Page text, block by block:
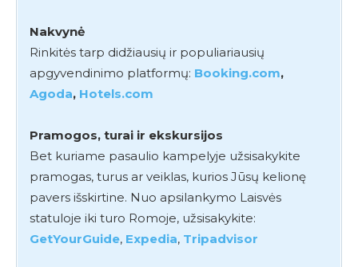
Nakvynė
Rinkitės tarp didžiausių ir populiariausių
apgyvendinimo platformų: Booking.com,
Agoda, Hotels.com
Pramogos, turai ir ekskursijos
Bet kuriame pasaulio kampelyje užsisakykite
pramogas, turus ar veiklas, kurios Jūsų kelionę
pavers išskirtine. Nuo apsilankymo Laisvės
statuloje iki turo Romoje, užsisakykite:
GetYourGuide, Expedia, Tripadvisor